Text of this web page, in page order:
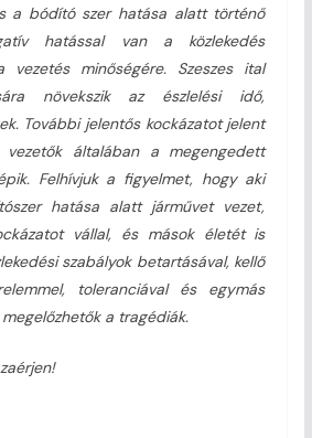
a bódító szer hatása alatt történő
hatással van a közlekedés
vezetés minőségére. Szeszes ital
növekszik az észlelési idő,
További jelentős kockázatot jelent
általában a megengedett
Felhívjuk a figyelmet, hogy aki
hatása alatt járművet vezet,
vállal, és mások életét is
szabályok betartásával, kellő
toleranciával és egymás
a tragédiák.